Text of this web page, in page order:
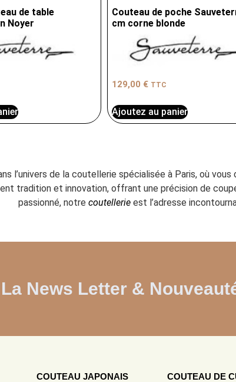
de table
Noyer
Couteau de poche
cm corne blonde
129,00 € TTC
Ajoutez au panier
l’univers de la coutellerie spécialisée à Paris, où
tradition et innovation, offrant une précision de
passionné, notre coutellerieest l’adresse
La News Letter &
COUTEAU JAPONAIS COUTEAU DE